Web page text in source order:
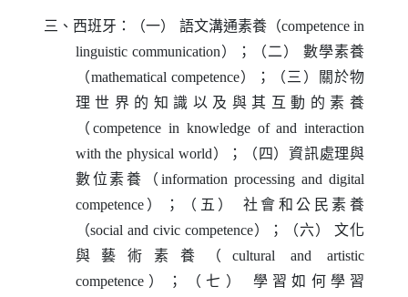
三、西班牙：（一） 語文溝通素養（competence in
linguistic communication）；（二）
數學素養
（mathematical competence）；（三）關於物
理世界的知識以及與其互動的素養
（competence in knowledge of and interaction
with the physical world）；（四）資訊處理與
數位素養（information processing and digital
competence）；（五）
社會和公民素養
（social and civic competence）；（六）
文化
與藝術素養（cultural and artistic
competence）；（七）
學習如何學習